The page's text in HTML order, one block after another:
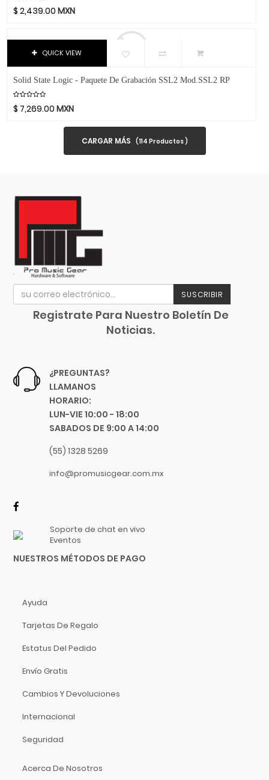
Domino
El Cometa
Ember
EMO
Excelsior
Fernandes Guitar
Funlab
Furman
Genelec
GHS
Goby Labs
Gonzalez
Gorila Tips
Gruv Gear
Hal Leonard
Heil Sound
Hermitshell
Hitachi
Hofner
Hori
IK Multimedia
Inter M
ISO Acoustics
Izmir
Jimmy Wess
Jupiter
$2,439.00 MXN
QUICK VIEW
Solid State Logic - Paquete De Grabación SSL2 Mod.SSL2 RP
$ 7,269.00 MXN
CARGAR MÁS (114 Productos )
SUSCRIBIR
Registrate Para Nuestro Boletín De
Noticias.
¿PREGUNTAS?
LLAMANOS
HORARIO:
LUN-VIE 10:00 - 18:00
SABADOS DE 9:00 A 14:00
(55) 1328 5269
info@promusicgear.com.mx
Soporte de chat en vivo
Eventos
NUESTROS MÉTODOS DE PAGO
Ayuda
Tarjetas De Regalo
Estatus Del Pedido
Envío Gratis
Cambios Y Devoluciones
Internacional
Seguridad
Acerca De Nosotros